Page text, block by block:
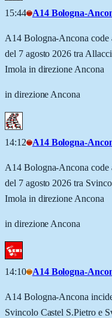
15:44 A14 Bologna-
A14 Bologna-Ancona code
del 7 agosto 2026 tra
Imola in direzione Ancona
in direzione Ancona
14:12 A14 Bologna-
A14 Bologna-Ancona code
del 7 agosto 2026 tra
Imola in direzione Ancona
in direzione Ancona
14:10 A14 Bologna-
A14 Bologna-Ancona
Svincolo Castel S.Pietro e